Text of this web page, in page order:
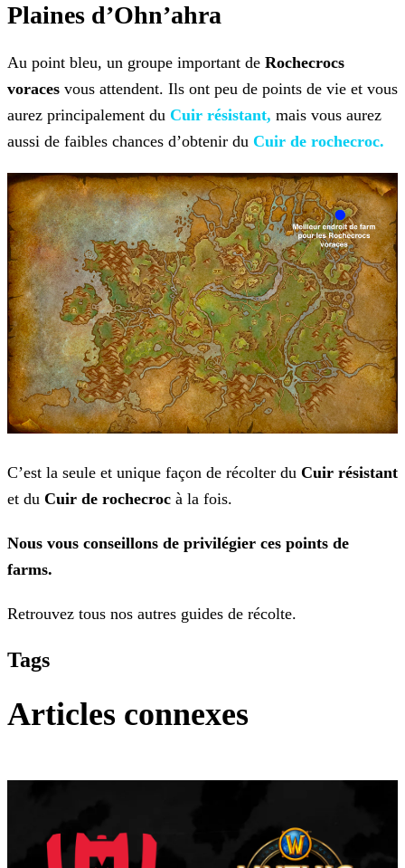
Plaines d’Ohn’ahra
Au point bleu, un groupe important de Rochecrocs
voraces vous attendent. Ils ont peu de points de vie et vous
aurez principalement du Cuir résistant, mais vous aurez
aussi de faibles chances d’obtenir du Cuir de rochecroc.
C’est la seule et unique façon de récolter du Cuir résistant
et du Cuir de rochecroc à la fois.
Nous vous conseillons de privilégier ces points de
farms.
Retrouvez tous nos autres guides de récolte.
Tags
Articles connexes